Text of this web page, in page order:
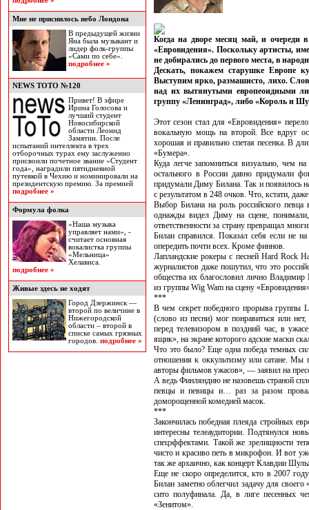
Мне не приснилось небо Лондона
В предыдущей жизни
Яна была музыкант и
лидер фолк-группы
«Сами по себе».
подробнее »
NEWS TOTO №120
Привет! В эфире
Ирина Голосова и
лучший студент
Новосибирской
области Леонид
Замятин. После
испытаний интеллекта в трех
отборочных турах ему заслуженно
присвоили почетное звание «Студент
года», наградили пятидневной
путевкой в Чехию и номинировали на
президентскую премию. За премией
подробнее »
Формула фолка
«Наша музыка
управляет нами», -
считает основная
вокалистка группы
«Мельница»
Хелависа.
подробнее »
Живые здесь не ходят
Город Дзержинск —
второй по величине в
Нижегородской
области – второй в
списке самых грязных
городов. подробнее »
Когда на дворе месяц май, и очереди в
«Евровидения». Поскольку артисты,
не добирались до первого места, в
Дескать, покажем старушке Европе
Выступим ярко, размашисто, лихо.
над их вытянутыми европеоидными
группу «Ленинград», либо «Король и
Этот сезон стал для «Евровидения»
вокальную мощь на второй. Все вдруг
хорошая и правильно спетая песенка. В
«Бумера».
Куда легче запомниться визуально, чем
остального в России давно придумали
придумали Диму Билана. Так и появилось
с результатом в 248 очков. Что, кстати,
Выбор Билана на роль российского
однажды видел Диму на сцене,
ответственности за страну превращал
Билан справился. Показал себя если не
опередить почти всех. Кроме финнов.
Лапландские рокеры с песней Hard Rock
журналистов даже пошутил, что это
общества их благословил лично
из группы Wig Wam на сцену
***
В чем секрет победного прорыва
(слово из песни) мог понравиться или
перед телевизором в поздний час, в
ящик», на экране которого адские маски
Что это было? Еще одна победа темных
отношения к оккультизму или сатане. Мы
авторы фильмов ужасов», — заявил на
А ведь Финляндию не назовешь страной
певцы и певицы и… раз за разом
доморощенной комедией масок.
***
Закончилась победная плеяда стройных
интересны телеаудитории. Подтянулся
спецэффектами. Такой же зрелищности
чисто и красиво петь в микрофон. И вот
так же архаично, как концерт Клавдии
Еще не скоро определится, кто в 2007
Билан заметно облегчил задачу для
сито полуфинала. Да, в лиге песенных
«Зенитом».